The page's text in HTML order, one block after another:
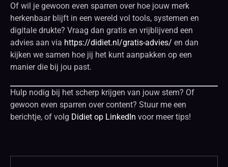
Of wil je gewoon even sparren over hoe jouw merk
herkenbaar blijft in een wereld vol tools, systemen en
digitale drukte? Vraag dan gratis en vrijblijvend een
advies aan via https://didiet.nl/gratis-advies/ en dan
kijken we samen hoe jij het kunt aanpakken op een
manier die bij jou past.
Hulp nodig bij het scherp krijgen van jouw stem? Of
gewoon even sparren over content? Stuur me een
berichtje, of volg Didiet op LinkedIn voor meer tips!